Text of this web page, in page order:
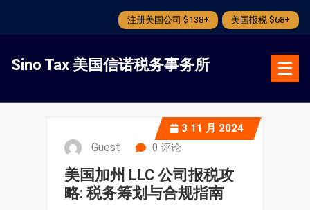
注册美国公司 $138+ 美国报税 $68+
Sino Tax 美国信诺税务事务所
3 11 月 2024
Guest 0 评论
美国加州 LLC 公司报税攻
略: 税务筹划与合规指南